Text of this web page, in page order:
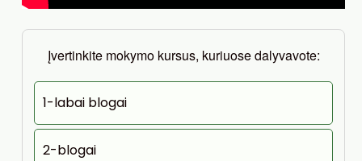
Įvertinkite mokymo kursus, kuriuose dalyvavote:
1-labai blogai
2-blogai